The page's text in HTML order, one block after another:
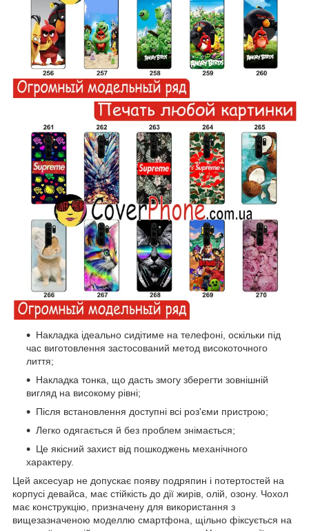
Накладка ідеально сидітиме на телефоні, оскільки під
час виготовлення застосований метод високоточного
лиття;
Накладка тонка, що дасть змогу зберегти зовнішній
вигляд на високому рівні;
Після встановлення доступні всі роз'єми пристрою;
Легко одягається й без проблем знімається;
Це якісний захист від пошкоджень механічного
характеру.
Цей аксесуар не допускає появу подряпин і потертостей на
корпусі девайса, має стійкість до дії жирів, олій, озону. Чохол
має конструкцію, призначену для використання з
вищезазначеною моделлю смартфона, щільно фіксується на